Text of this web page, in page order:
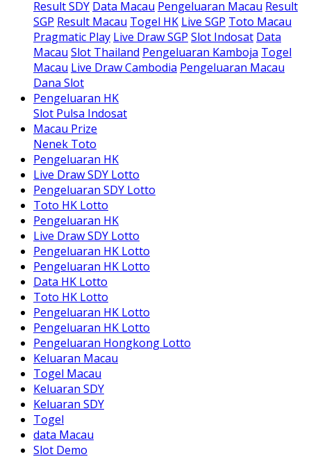
Result SDY Data Macau Pengeluaran Macau Result
SGP Result Macau Togel HK Live SGP Toto Macau
Pragmatic Play Live Draw SGP Slot Indosat Data
Macau Slot Thailand Pengeluaran Kamboja Togel
Macau Live Draw Cambodia Pengeluaran Macau
Dana Slot
Pengeluaran HK
Slot Pulsa Indosat
Macau Prize
Nenek Toto
Pengeluaran HK
Live Draw SDY Lotto
Pengeluaran SDY Lotto
Toto HK Lotto
Pengeluaran HK
Live Draw SDY Lotto
Pengeluaran HK Lotto
Pengeluaran HK Lotto
Data HK Lotto
Toto HK Lotto
Pengeluaran HK Lotto
Pengeluaran HK Lotto
Pengeluaran Hongkong Lotto
Keluaran Macau
Togel Macau
Keluaran SDY
Keluaran SDY
Togel
data Macau
Slot Demo